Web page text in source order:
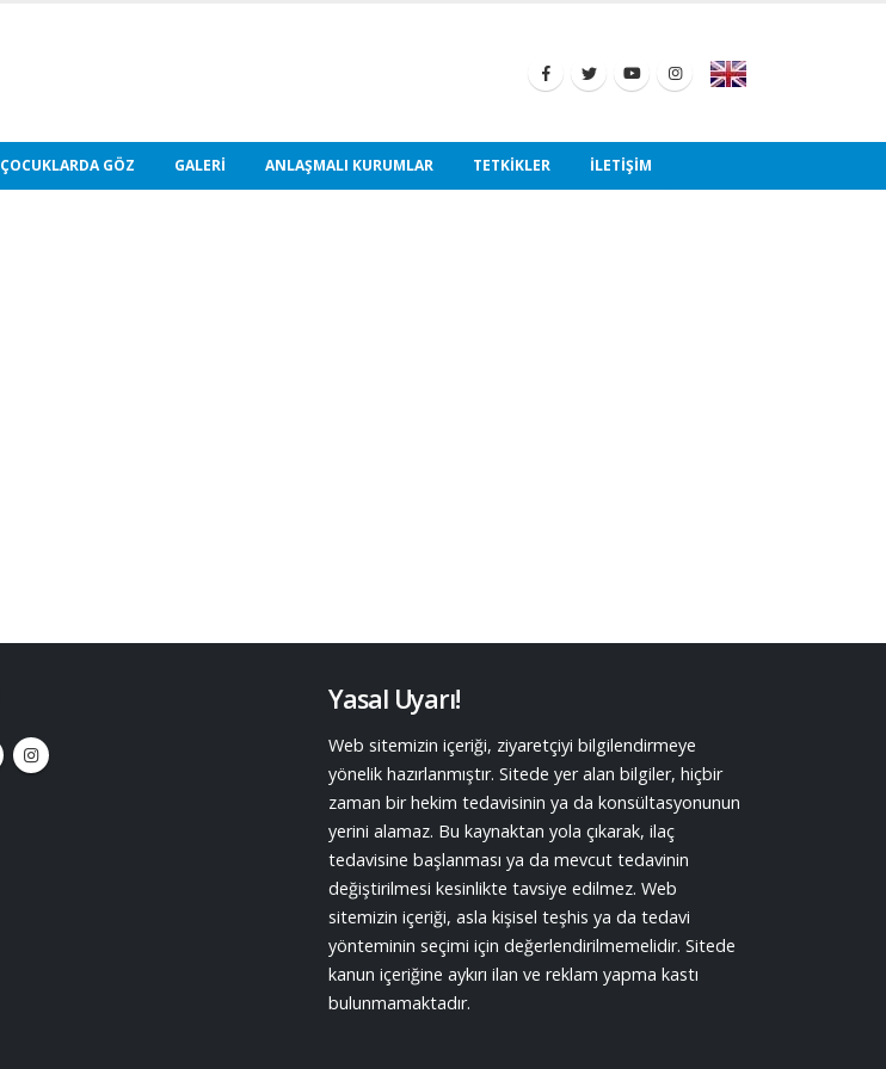
ÇOCUKLARDA GÖZ GALERI ANLAŞMALI KURUMLAR TETKIKLER İLETIŞIM
Yasal Uyarı!
Web sitemizin içeriği, ziyaretçiyi bilgilendirmeye
yönelik hazırlanmıştır. Sitede yer alan bilgiler, hiçbir
zaman bir hekim tedavisinin ya da konsültasyonunun
yerini alamaz. Bu kaynaktan yola çıkarak, ilaç
tedavisine başlanması ya da mevcut tedavinin
değiştirilmesi kesinlikte tavsiye edilmez. Web
sitemizin içeriği, asla kişisel teşhis ya da tedavi
yönteminin seçimi için değerlendirilmemelidir. Sitede
kanun içeriğine aykırı ilan ve reklam yapma kastı
bulunmamaktadır.